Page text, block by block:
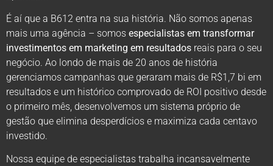
É aí que a B612 entra na sua história. Não somos apenas
mais uma agência – somos especialistas em transformar
investimentos em marketing em resultados reais para o seu
negócio. Ao londo de mais de 20 anos de história
gerenciamos campanhas que geraram mais de R$1,7 bi em
resultados e um histórico comprovado de ROI positivo desde
o primeiro mês, desenvolvemos um sistema próprio de
gestão que elimina desperdícios e maximiza cada centavo
investido.
Nossa equipe de especialistas trabalha incansavelmente